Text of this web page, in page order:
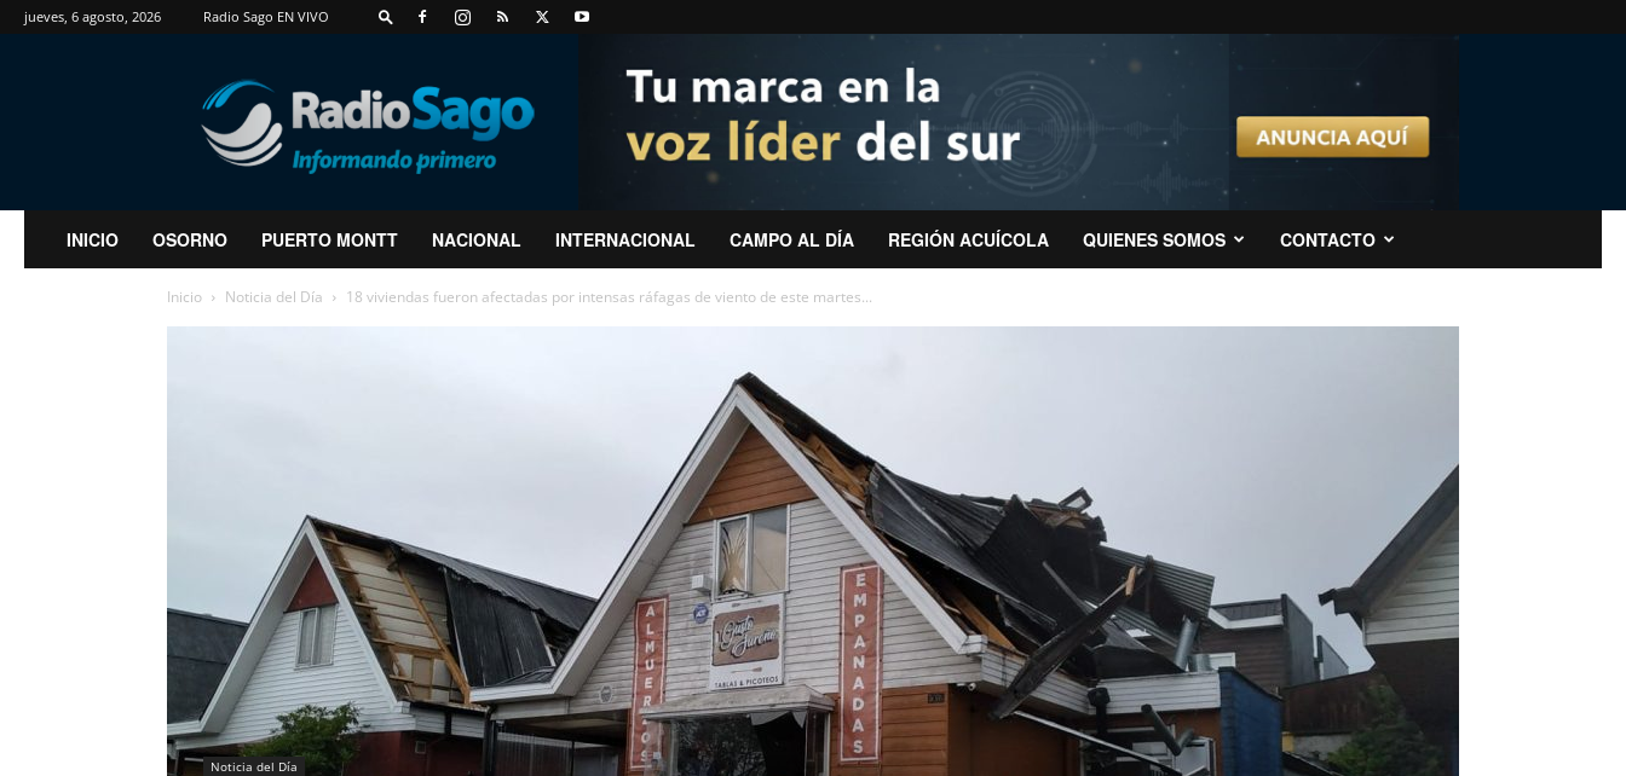
jueves, 6 agosto, 2026 Radio Sago EN VIVO
RadioSago
INICIO OSORNO PUERTO MONTT NACIONAL INTERNACIONAL CAMPO AL DÍA REGIÓN ACUÍCOLA QUIENES SOMOS CONTACTO
Inicio Noticia del Día 18 viviendas fueron afectadas por intensas ráfagas de viento de este martes...
Noticia del Día